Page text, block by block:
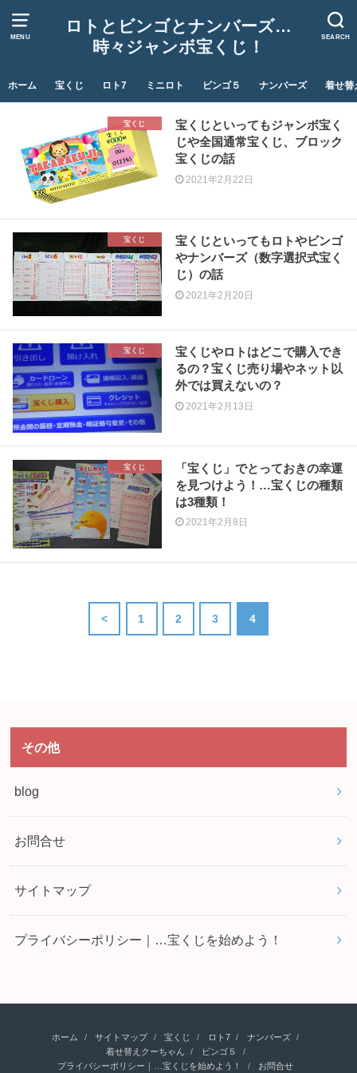
MENU SEARCH
ロトとビンゴとナンバーズ…
時々ジャンボ宝くじ！
ホーム 宝くじ ロト7 ミニロト ビンゴ５ ナンバーズ 着せ替
宝くじ
宝くじといってもジャンボ宝く
じや全国通常宝くじ、ブロック
宝くじの話
2021年2月22日
宝くじ
宝くじといってもロトやビンゴ
やナンバーズ（数字選択式宝く
じ）の話
2021年2月20日
宝くじ
宝くじやロトはどこで購入でき
るの？宝くじ売り場やネット以
外では買えないの？
2021年2月13日
宝くじ
「宝くじ」でとっておきの幸運
を見つけよう！…宝くじの種類
は3種類！
2021年2月8日
< 1 2 3 4
その他
blog
お問合せ
サイトマップ
プライバシーポリシー｜…宝くじを始めよう！
ホーム サイトマップ 宝くじ ロト7
ナンバーズ
着せ替えクーちゃん
ビンゴ５
プライバシーポリシー｜…宝くじを始めよう！
お問合せ